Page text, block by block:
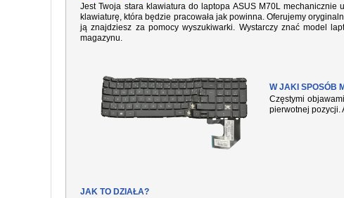
Jest Twoja stara klawiatura do laptopa ASUS M70L mechanicznie
klawiaturę, która będzie pracowała jak powinna. Oferujemy
ją znajdziesz za pomocy wyszukiwarki. Wystarczy znać model
magazynu.
W JAKI SPOSÓB
Częstymi
pierwotnej pozycji.
JAK TO DZIAŁA?